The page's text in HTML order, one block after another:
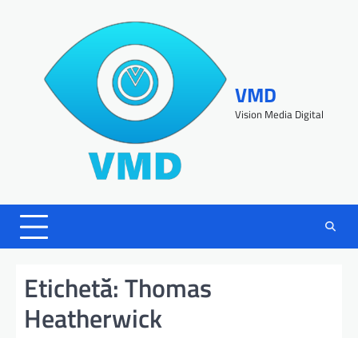
VMD
Vision Media Digital
Etichetă:Thomas
Heatherwick